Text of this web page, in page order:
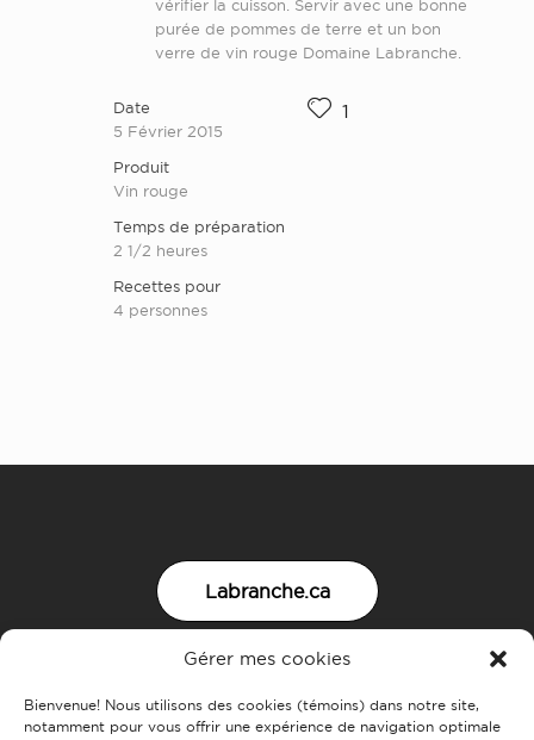
Gérer mes cookies
Bienvenue! Nous utilisons des cookies (témoins) dans notre site,
notamment pour vous offrir une expérience de navigation optimale
vérifier la cuisson. Servir avec une bonne
purée de pommes de terre et un bon
verre de vin rouge Domaine Labranche.
Date
5 Février 2015
Produit
Vin rouge
Temps de préparation
2 1/2 heures
Recettes pour
4 personnes
1
Labranche.ca